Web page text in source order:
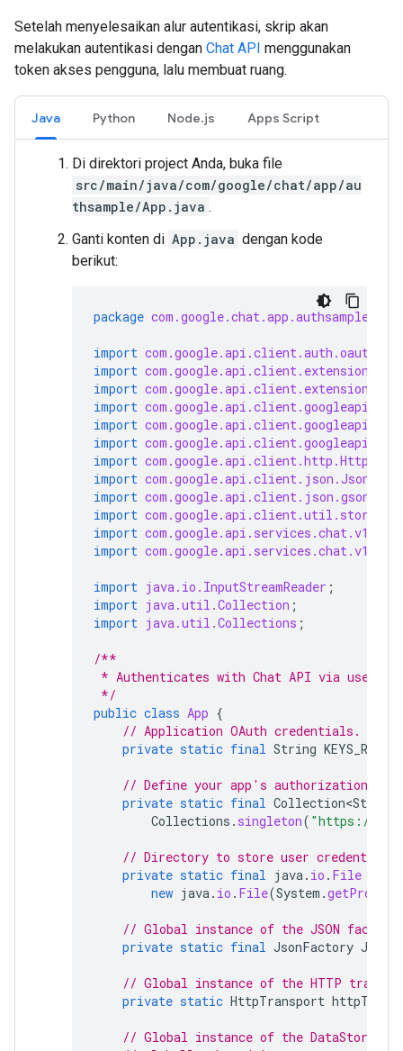
Setelah menyelesaikan alur autentikasi, skrip akan
melakukan autentikasi dengan Chat API menggunakan
token akses pengguna, lalu membuat ruang.
Java Python Node.js Apps Script
Di direktori project Anda, buka file
src/main/java/com/google/chat/app/au
thsample/App.java .
Ganti konten di App.java dengan kode
berikut:
package com.google.chat.app.authsample
import
import
import
import
import
import
import
import
import
import
import
import
import java.io.InputStreamReader ;
import java.util.Collection ;
import java.util.Collections ;
/**
* Authenticates with Chat API via user
*/
public class App {
// Application OAuth credentials.
private static final String
// Define your app's authorization
private static final Collection<String>
Collections . singleton( "https://
// Directory to store user credentials.
private static final java . io . File
new java . io . File(System .
// Global instance of the JSON
private static final JsonFactory
// Global instance of the HTTP
private static HttpTransport
// Global instance of the